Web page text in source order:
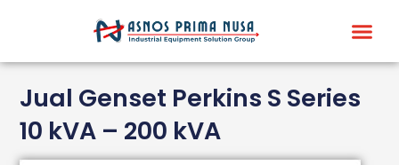
content
Jual Genset Perkins S Series
10 kVA – 200 kVA